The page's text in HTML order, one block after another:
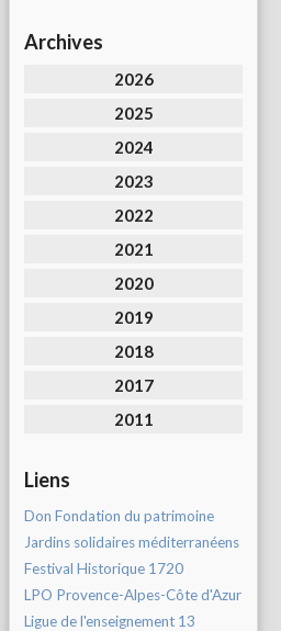
Archives
2026
2025
2024
2023
2022
2021
2020
2019
2018
2017
2011
Liens
Don Fondation du patrimoine
Jardins solidaires méditerranéens
Festival Historique 1720
LPO Provence-Alpes-Côte d'Azur
Ligue de l'enseignement 13